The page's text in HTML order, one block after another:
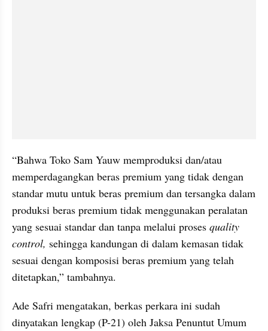
“Bahwa Toko Sam Yauw memproduksi dan/atau
memperdagangkan beras premium yang tidak dengan
standar mutu untuk beras premium dan tersangka dalam
produksi beras premium tidak menggunakan peralatan
yang sesuai standar dan tanpa melalui proses quality
control, sehingga kandungan di dalam kemasan tidak
sesuai dengan komposisi beras premium yang telah
ditetapkan,” tambahnya.
Ade Safri mengatakan, berkas perkara ini sudah
dinyatakan lengkap (P-21) oleh Jaksa Penuntut Umum